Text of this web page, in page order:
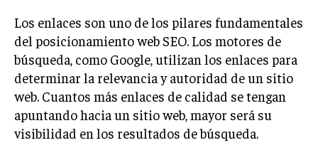
MARKETING DIGITAL
PUBLICIDAD
VENTAS Y PERSUASIÓN
GESTIÓN DE PRODUCTOS
Los enlaces son uno de los pilares fundamentales
del posicionamiento web SEO. Los motores de
búsqueda, como Google, utilizan los enlaces para
determinar la relevancia y autoridad de un sitio
web. Cuantos más enlaces de calidad se tengan
apuntando hacia un sitio web, mayor será su
visibilidad en los resultados de búsqueda.